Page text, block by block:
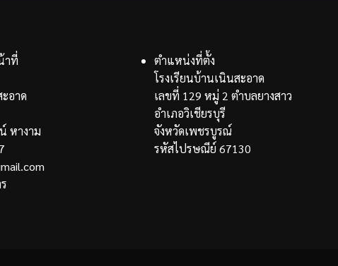
าที่
อาด
หางาม
ตำแหน่งที่ตั้ง
โรงเรียนบ้านเนินสะอาด
เลขที่ 129 หมู่ 2 ตำบลยางสาว
อำเภอวิเชียรบุรี
จังหวัดเพชรบูรณ์
รหัสไปรษณีย์ 67130